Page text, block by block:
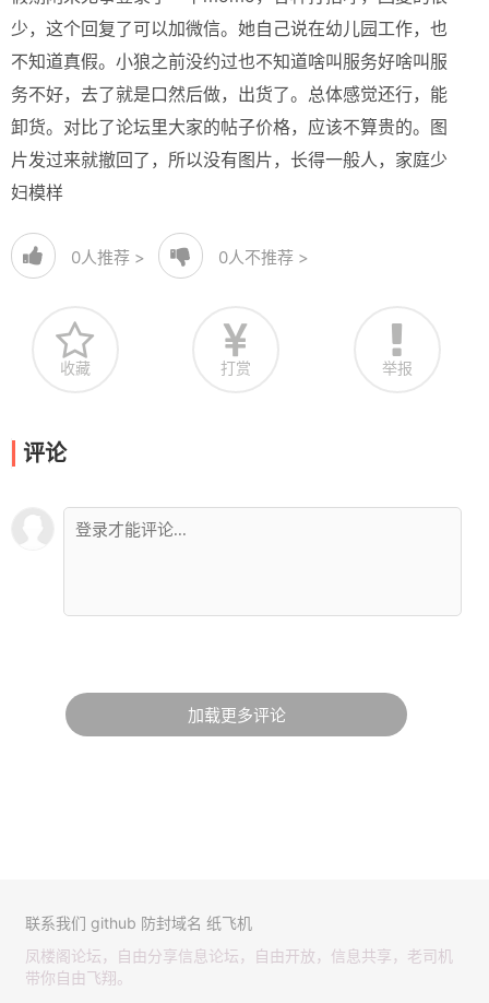
少，这个回复了可以加微信。她自己说在幼儿园工作，也
不知道真假。小狼之前没约过也不知道啥叫服务好啥叫服
务不好，去了就是口然后做，出货了。总体感觉还行，能
卸货。对比了论坛里大家的帖子价格，应该不算贵的。图
片发过来就撤回了，所以没有图片，长得一般人，家庭少
妇模样
0人推荐 > 0人不推荐 >
收藏 打赏 举报
评论
加载更多评论
联系我们 github 防封域名 纸飞机
凤楼阁论坛，自由分享信息论坛，自由开放，信息共享，老司机
带你自由飞翔。